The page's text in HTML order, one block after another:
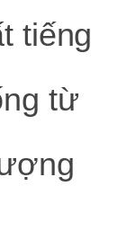
tiếng
từ